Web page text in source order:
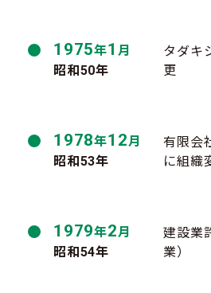
1975年1 月
昭和50年
タダキ
更
1978年12月
昭和53年
有限会
に組織
1979年2月
昭和54年
建設業
業）